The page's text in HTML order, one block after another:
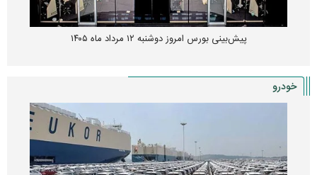
پیش‌بینی بورس امروز دوشنبه ۱۲ مرداد ماه ۱۴۰۵
خودرو